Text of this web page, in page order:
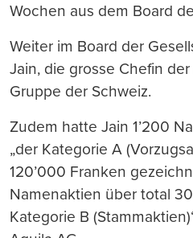
Wochen aus dem Board
Weiter im Board der
Jain, die grosse Chefin
Gruppe der Schweiz.
Zudem hatte Jain 1’200
„der Kategorie A
120’000 Franken
Namenaktien über total
Kategorie B